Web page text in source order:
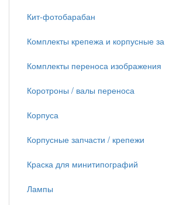
Кит-фотобарабан
Комплекты крепежа и корпусные за
Комплекты переноса изображения
Коротроны / валы переноса
Корпуса
Корпусные запчасти / крепежи
Краска для минитипографий
Лампы